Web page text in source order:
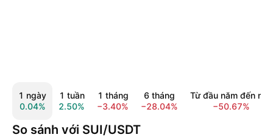
1 ngày
0.04%
1 tuần
2.50%
1 tháng
−3.40%
6 tháng
−28.04%
Từ đầu năm đến nay
−50.67%
So sánh với SUI/USDT